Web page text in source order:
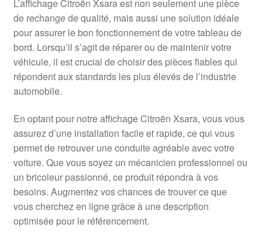
Plainte
Politique de confidentialité
Procédure de Réclamation
Termes et conditions
L’affichage Citroën Xsara est non seulement une pièce
de rechange de qualité, mais aussi une solution idéale
pour assurer le bon fonctionnement de votre tableau de
bord. Lorsqu’il s’agit de réparer ou de maintenir votre
véhicule, il est crucial de choisir des pièces fiables qui
répondent aux standards les plus élevés de l’industrie
automobile.
En optant pour notre affichage Citroën Xsara, vous vous
assurez d’une installation facile et rapide, ce qui vous
permet de retrouver une conduite agréable avec votre
voiture. Que vous soyez un mécanicien professionnel ou
un bricoleur passionné, ce produit répondra à vos
besoins. Augmentez vos chances de trouver ce que
vous cherchez en ligne grâce à une description
optimisée pour le référencement.